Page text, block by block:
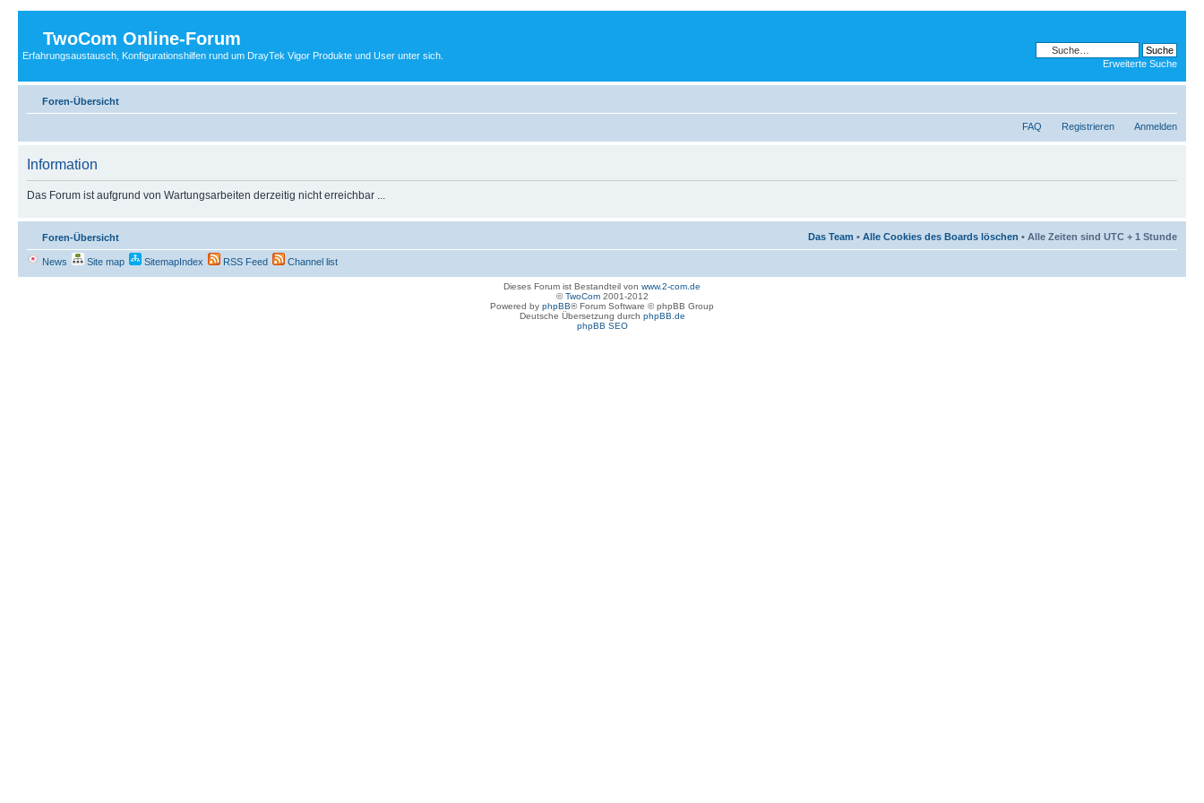
TwoCom Online-Forum
Erfahrungsaustausch, Konfigurationshilfen rund um DrayTek Vigor Produkte und User unter sich.
Erweiterte Suche
Foren-Übersicht
FAQ Registrieren Anmelden
Information
Das Forum ist aufgrund von Wartungsarbeiten derzeitig nicht erreichbar ...
Foren-Übersicht Das Team • Alle Cookies des Boards löschen • Alle Zeiten sind UTC + 1 Stunde
News Site map SitemapIndex RSS Feed Channel list
Dieses Forum ist Bestandteil von www.2-com.de
©TwoCom2001-2012
Powered by phpBB® Forum Software © phpBB Group
Deutsche Übersetzung durch phpBB.de
phpBB SEO